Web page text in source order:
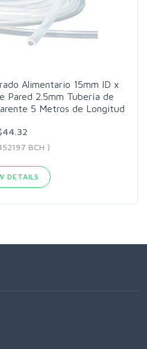
Alimentario 15mm ID x
Pared 2.5mm Tubería de
5 Metros de Longitud
BCH )
DETAILS